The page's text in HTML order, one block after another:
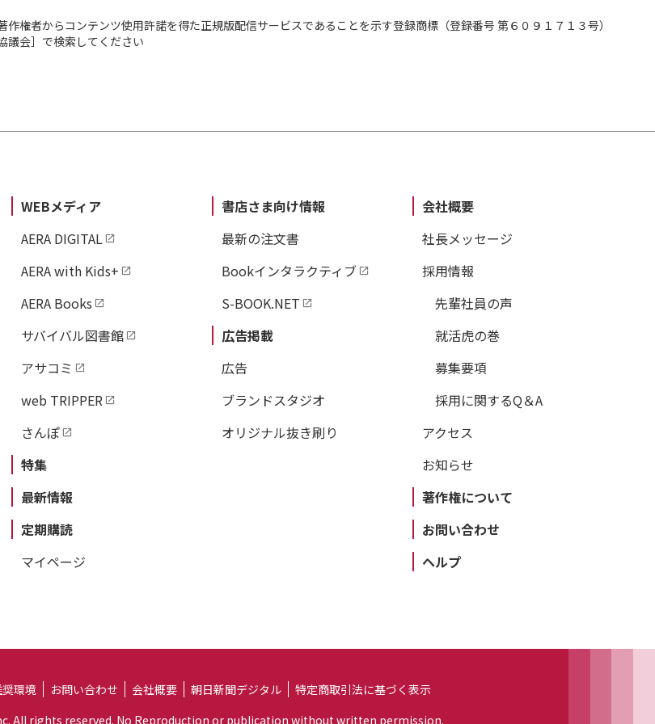
権者からコンテンツ使用許諾を得た正規版配信サービスであることを示す登録商標（登録番号 第６０９１７１３号）
議会］で検索してください
WEBメディア
AERA DIGITAL
AERA with Kids+
AERA Books
サバイバル図書館
アサコミ
web TRIPPER
さんぽ
特集
最新情報
定期購読
マイページ
書店さま向け情報
最新の注文書
Bookインタラクティブ
S-BOOK.NET
広告掲載
広告
ブランドスタジオ
オリジナル抜き刷り
会社概要
社長メッセージ
採用情報
先輩社員の声
就活虎の巻
募集要項
採用に関するQ＆A
アクセス
お知らせ
著作権について
お問い合わせ
ヘルプ
奨環境 お問い合わせ 会社概要 朝日新聞デジタル
特定商取引法に基づく表示
All rights reserved. No Reproduction or publication without written permission.